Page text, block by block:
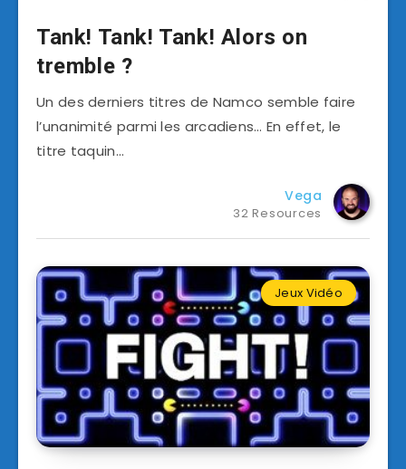
Tank! Tank! Tank! Alors on
tremble ?
Un des derniers titres de Namco semble faire
l’unanimité parmi les arcadiens… En effet, le
titre taquin…
Vega
32 Resources
Jeux Vidéo